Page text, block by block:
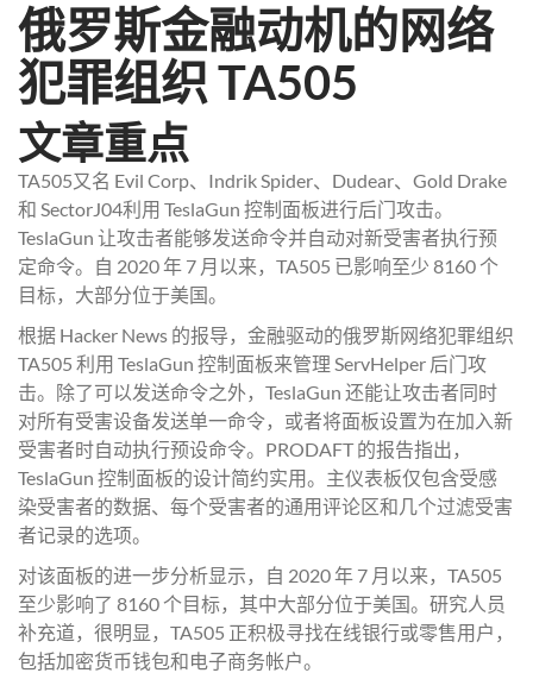
俄罗斯金融动机的网络
犯罪组织 TA505
文章重点
TA505又名 Evil Corp、Indrik Spider、Dudear、Gold Drake
和 SectorJ04利用 TeslaGun 控制面板进行后门攻击。
TeslaGun 让攻击者能够发送命令并自动对新受害者执行预
定命令。自 2020 年 7 月以来，TA505 已影响至少 8160 个
目标，大部分位于美国。
根据 Hacker News 的报导，金融驱动的俄罗斯网络犯罪组织
TA505 利用 TeslaGun 控制面板来管理 ServHelper 后门攻
击。除了可以发送命令之外，TeslaGun 还能让攻击者同时
对所有受害设备发送单一命令，或者将面板设置为在加入新
受害者时自动执行预设命令。PRODAFT 的报告指出，
TeslaGun 控制面板的设计简约实用。主仪表板仅包含受感
染受害者的数据、每个受害者的通用评论区和几个过滤受害
者记录的选项。
对该面板的进一步分析显示，自 2020 年 7 月以来，TA505
至少影响了 8160 个目标，其中大部分位于美国。研究人员
补充道，很明显，TA505 正积极寻找在线银行或零售用户，
包括加密货币钱包和电子商务帐户。